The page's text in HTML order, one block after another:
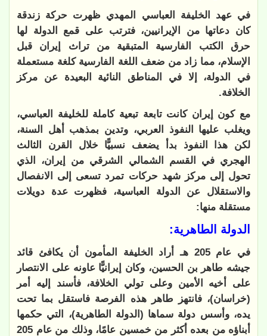
في عهد الخليفة العباسي المهدي ظهرت حركة زندقة
كان دعاتها من الإيرانيين، فترتب على قمع الدولة لها
حرق الكتب الفارسية المتبقية من تراث إيران قبل
الإسلام، مما زاد من ضعف اللغة الفارسية كلغة مستعملة
في الدولة، إلا في المناطق النائية البعيدة عن مركز
الخلافة.
مع كون إيران كانت تابعة تبعية كاملة للخليفة العباسي،
ويغلب عليها النفوذ العربي، وتدين بمذهب أهل السنة،
لكن هذا النفوذ بدأ يضعف نسبيًّا خلال القرن الثالث
الهجري في القسم الشمالي الشرقي من إيران، الذي
تحول إلى مركز شهد حركات تمرد تسعى إلى الانفصال
والاستقلال عن الدولة العباسية، فظهرت عدة دويلات
مستقلة منها:
الدولة الطاهرية:
في عام 205 هـ أراد الخليفة المأمون أن يكافئ قائد
جيشه طاهر بن الحسين، وكان إيرانيًّا عاونه على الانتصار
على أخيه الأمين وعلى تولي الخلافة، فأسند إليه أمر
(خراسان)، فانتهز طاهر هذه الفرصة فاستقل بما تحت
يده، وأسس دولة سماها (الدولة الطاهرية)، التي حكمها
أبناؤه من بعده أكثر من خمسين عامًا، وذلك من عام 205